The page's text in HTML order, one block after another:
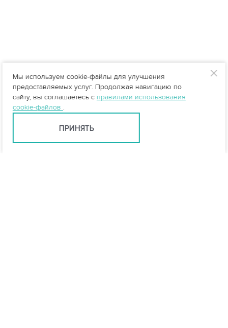
Мы используем cookie-файлы для улучшения
предоставляемых услуг. Продолжая навигацию по
сайту, вы соглашаетесь с правилами использования
cookie-файлов .
ПРИНЯТЬ